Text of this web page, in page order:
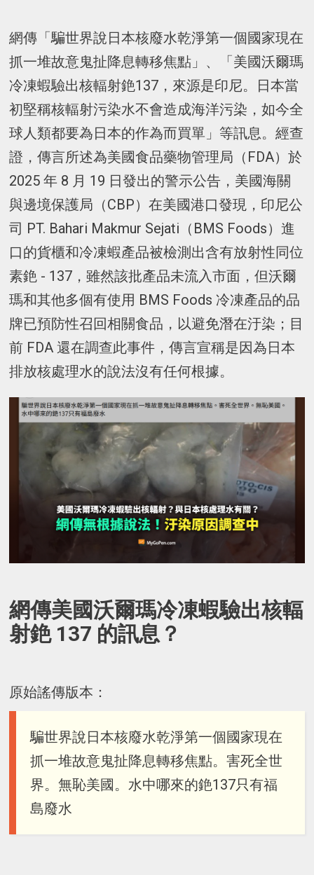
網傳「騙世界說日本核廢水乾淨第一個國家現在
抓一堆故意鬼扯降息轉移焦點」、「美國沃爾瑪
冷凍蝦驗出核輻射銫137，來源是印尼。日本當
初堅稱核輻射污染水不會造成海洋污染，如今全
球人類都要為日本的作為而買單」等訊息。經查
證，傳言所述為美國食品藥物管理局（FDA）於
2025 年 8 月 19 日發出的警示公告，美國海關
與邊境保護局（CBP）在美國港口發現，印尼公
司 PT. Bahari Makmur Sejati（BMS Foods）進
口的貨櫃和冷凍蝦產品被檢測出含有放射性同位
素銫 - 137，雖然該批產品未流入市面，但沃爾
瑪和其他多個有使用 BMS Foods 冷凍產品的品
牌已預防性召回相關食品，以避免潛在汙染；目
前 FDA 還在調查此事件，傳言宣稱是因為日本
排放核處理水的說法沒有任何根據。
網傳美國沃爾瑪冷凍蝦驗出核輻
射銫 137 的訊息？
原始謠傳版本：
騙世界說日本核廢水乾淨第一個國家現在
抓一堆故意鬼扯降息轉移焦點。害死全世
界。無恥美國。水中哪來的銫137只有福
島廢水